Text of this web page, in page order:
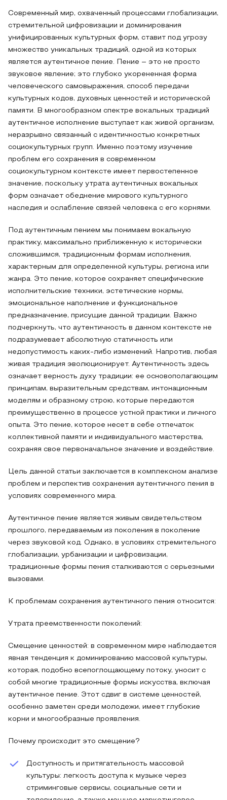
Современный мир, охваченный процессами глобализации,
стремительной цифровизации и доминирования
унифицированных культурных форм, ставит под угрозу
множество уникальных традиций, одной из которых
является аутентичное пение. Пение – это не просто
звуковое явление; это глубоко укорененная форма
человеческого самовыражения, способ передачи
культурных кодов, духовных ценностей и исторической
памяти. В многообразном спектре вокальных традиций
аутентичное исполнение выступает как живой организм,
неразрывно связанный с идентичностью конкретных
социокультурных групп. Именно поэтому изучение
проблем его сохранения в современном
социокультурном контексте имеет первостепенное
значение, поскольку утрата аутентичных вокальных
форм означает обеднение мирового культурного
наследия и ослабление связей человека с его корнями.
Под аутентичным пением мы понимаем вокальную
практику, максимально приближенную к исторически
сложившимся, традиционным формам исполнения,
характерным для определенной культуры, региона или
жанра. Это пение, которое сохраняет специфические
исполнительские техники, эстетические нормы,
эмоциональное наполнение и функциональное
предназначение, присущие данной традиции. Важно
подчеркнуть, что аутентичность в данном контексте не
подразумевает абсолютную статичность или
недопустимость каких-либо изменений. Напротив, любая
живая традиция эволюционирует. Аутентичность здесь
означает верность духу традиции: ее основополагающим
принципам, выразительным средствам, интонационным
моделям и образному строю, которые передаются
преимущественно в процессе устной практики и личного
опыта. Это пение, которое несет в себе отпечаток
коллективной памяти и индивидуального мастерства,
сохраняя свое первоначальное значение и воздействие.
Цель данной статьи заключается в комплексном анализе
проблем и перспектив сохранения аутентичного пения в
условиях современного мира.
Аутентичное пение является живым свидетельством
прошлого, передаваемым из поколения в поколение
через звуковой код. Однако, в условиях стремительного
глобализации, урбанизации и цифровизации,
традиционные формы пения сталкиваются с серьезными
вызовами.
К проблемам сохранения аутентичного пения относится:
Утрата преемственности поколений:
Смещение ценностей: в современном мире наблюдается
явная тенденция к доминированию массовой культуры,
которая, подобно всепоглощающему потоку, уносит с
собой многие традиционные формы искусства, включая
аутентичное пение. Этот сдвиг в системе ценностей,
особенно заметен среди молодежи, имеет глубокие
корни и многообразные проявления.
Почему происходит это смещение?
Доступность и притягательность массовой
культуры: легкость доступа к музыке через
стриминговые сервисы, социальные сети и